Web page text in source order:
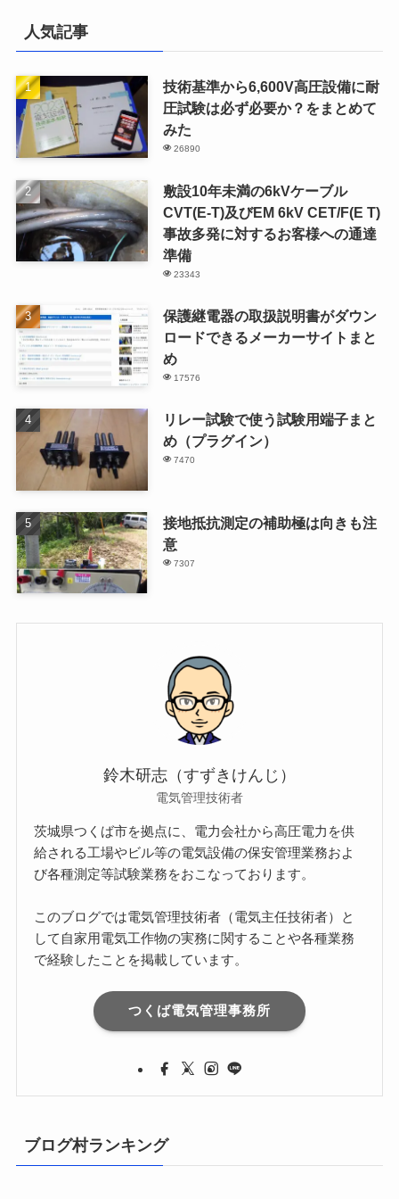
人気記事
技術基準から6,600V高圧設備に耐
圧試験は必ず必要か？をまとめて
みた
26890
敷設10年未満の6kVケーブル
CVT(E-T)及びEM 6kV CET/F(E T)
事故多発に対するお客様への通達
準備
23343
保護継電器の取扱説明書がダウン
ロードできるメーカーサイトまと
め
17576
リレー試験で使う試験用端子まと
め（プラグイン）
7470
接地抵抗測定の補助極は向きも注
意
7307
鈴木研志（すずきけんじ）
電気管理技術者
茨城県つくば市を拠点に、電力会社から高圧電力を供
給される工場やビル等の電気設備の保安管理業務およ
び各種測定等試験業務をおこなっております。
このブログでは電気管理技術者（電気主任技術者）と
して自家用電気工作物の実務に関することや各種業務
で経験したことを掲載しています。
つくば電気管理事務所
ブログ村ランキング